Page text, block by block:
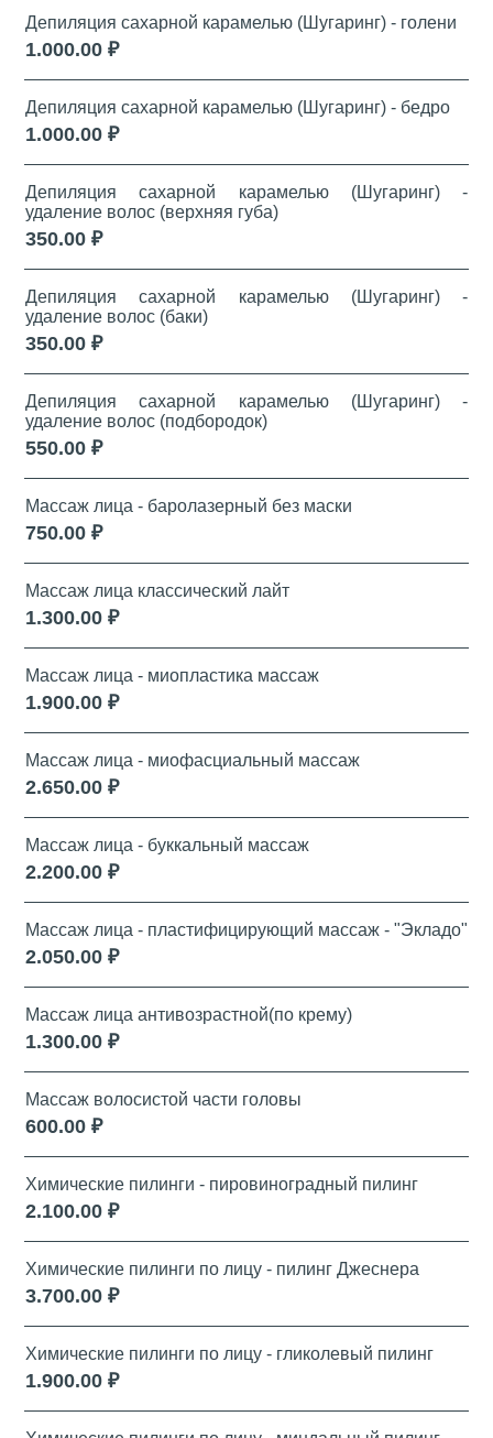
Депиляция сахарной карамелью (Шугаринг) - голени
1.000.00 ₽
Депиляция сахарной карамелью (Шугаринг) - бедро
1.000.00 ₽
Депиляция сахарной карамелью (Шугаринг) -
удаление волос (верхняя губа)
350.00 ₽
Депиляция сахарной карамелью (Шугаринг) -
удаление волос (баки)
350.00 ₽
Депиляция сахарной карамелью (Шугаринг) -
удаление волос (подбородок)
550.00 ₽
Массаж лица - баролазерный без маски
750.00 ₽
Массаж лица классический лайт
1.300.00 ₽
Массаж лица - миопластика массаж
1.900.00 ₽
Массаж лица - миофасциальный массаж
2.650.00 ₽
Массаж лица - буккальный массаж
2.200.00 ₽
Массаж лица - пластифицирующий массаж - "Экладо"
2.050.00 ₽
Массаж лица антивозрастной(по крему)
1.300.00 ₽
Массаж волосистой части головы
600.00 ₽
Химические пилинги - пировиноградный пилинг
2.100.00 ₽
Химические пилинги по лицу - пилинг Джеснера
3.700.00 ₽
Химические пилинги по лицу - гликолевый пилинг
1.900.00 ₽